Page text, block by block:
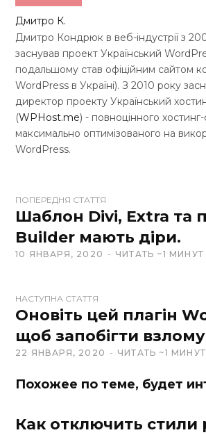
Дмитро К.
Дмитро Кондрюк в веб-індустрії з
заснував проект Український
подальшому став офіційним сайтом
WordPress в Україні). З 2010 року
директор проекту Український
(WPHost.me) - повноцінного хостинг-
максимально оптимізованого на
WordPress.
e
b
s
ПОПЕРЕДНЯ СТАТТЯ
Шаблон Divi, Extra та
Builder мають діри.
10 ЯНВАРЯ, 2020 ЧИТАТЬ ~1 МИНУТ
НАСТУПНА СТАТТЯ
Оновіть цей плагін
щоб запобігти
22 ЯНВАРЯ, 2020 ЧИТАТЬ ~1 МИНУТ
Похожее по теме, будет
Как отключить стили